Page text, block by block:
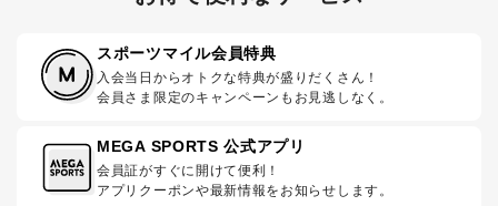
スポーツマイル会員特典
入会当日からオトクな特典が盛りだくさん！
会員さま限定のキャンペーンもお見逃しなく。
MEGA SPORTS 公式アプリ
会員証がすぐに開けて便利！
アプリクーポンや最新情報をお知らせします。